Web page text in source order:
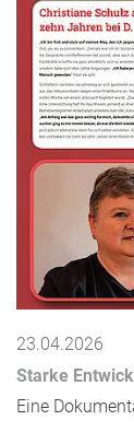
23.04.2026
Starke
Eine